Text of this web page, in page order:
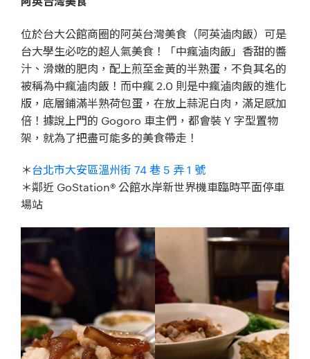
位於台大公館商圈的阿英台灣美食（阿英滷肉飯）可是
台大學生必吃的超人氣美食！「中瘋滷肉飯」香甜的醬
汁、滑嫩的肥肉，配上煎至金黃的半熟蛋，不負其名的
被稱為中瘋滷肉飯！而中瘋 2.0 則是中瘋滷肉飯的進化
版，底層鋪滿半熟荷包蛋，在放上蒜泥白肉，滿足感加
倍！據說上門的 Gogoro 車主們，都會裝 Y 字型置物
架，就為了把盡可能多的美食帶走！
＊台北市大安區溫州街 74 巷 5 弄 1 號
＊鄰近 GoStation® 公館水岸新世界機車臨時平面停車
場站